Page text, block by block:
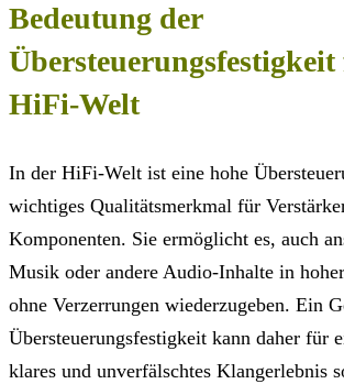
Bedeutung der
HiFi-Welt
In der HiFi-Welt ist eine hohe
wichtiges Qualitätsmerkmal für
Komponenten. Sie ermöglicht es, auch
Musik oder andere Audio-Inhalte in
ohne Verzerrungen wiederzugeben. Ein
Übersteuerungsfestigkeit kann daher für
klares und unverfälschtes Klangerlebnis